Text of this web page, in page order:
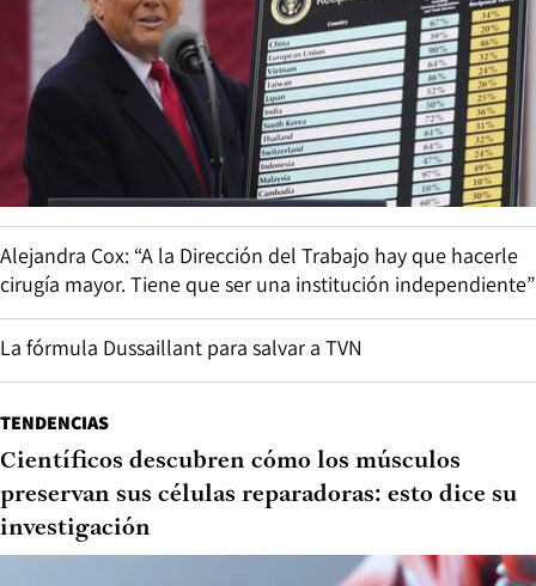
Alejandra Cox: “A la Dirección del Trabajo hay que hacerle
cirugía mayor. Tiene que ser una institución independiente”
La fórmula Dussaillant para salvar a TVN
TENDENCIAS
Científicos descubren cómo los músculos
preservan sus células reparadoras: esto dice su
investigación